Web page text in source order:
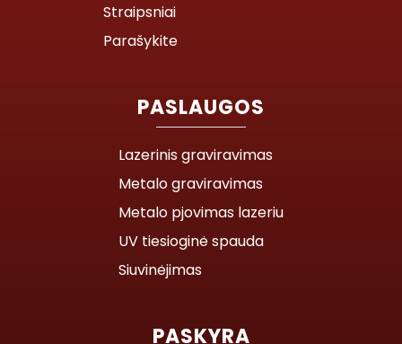
Straipsniai
Parašykite
PASLAUGOS
Lazerinis graviravimas
Metalo graviravimas
Metalo pjovimas lazeriu
UV tiesioginė spauda
Siuvinėjimas
PASKYRA